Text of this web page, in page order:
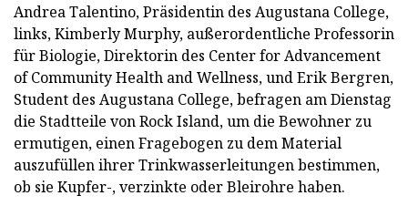
Andrea Talentino, Präsidentin des Augustana College,
links, Kimberly Murphy, außerordentliche Professorin
für Biologie, Direktorin des Center for Advancement
of Community Health and Wellness, und Erik Bergren,
Student des Augustana College, befragen am Dienstag
die Stadtteile von Rock Island, um die Bewohner zu
ermutigen, einen Fragebogen zu dem Material
auszufüllen ihrer Trinkwasserleitungen bestimmen,
ob sie Kupfer-, verzinkte oder Bleirohre haben.